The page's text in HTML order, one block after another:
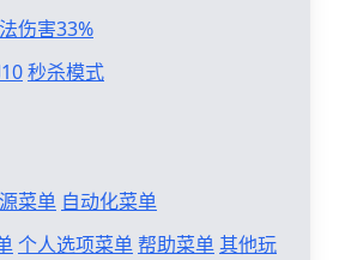
伤害33%
秒杀模式
菜单 自动化菜单
个人选项菜单帮助菜单其他玩